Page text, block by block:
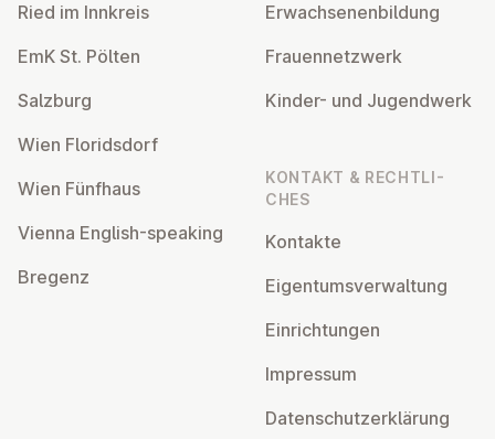
Ried im Innkreis
EmK St. Pölten
Salzburg
Wien Flo­rids­dorf
Wien Fünfhaus
Vienna English-speaking
Bregenz
Er­wach­se­nen­bil­dung
Frau­en­netz­werk
Kinder- und Ju­gend­werk
KONTAKT & RECHT­LI­
CHES
Kontakte
Ei­gen­tums­ver­wal­tung
Ein­rich­tun­gen
Impressum
Da­ten­schutz­er­klä­rung